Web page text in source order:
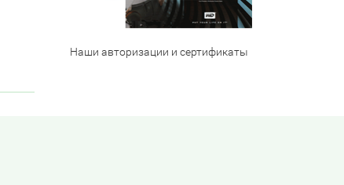
Наши авторизации и сертификаты